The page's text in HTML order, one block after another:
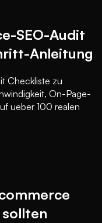
SEO-Audit
Anleitung
Checkliste zu
On-Page-
ueber 100 realen
sollten